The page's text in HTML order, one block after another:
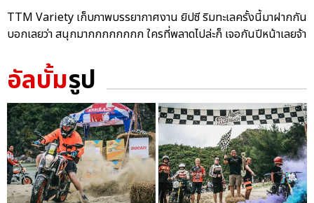
TTM Variety เก็บภาพบรรยากาศงาน ยิปซี ริมทะเลครั้งนี้มาฝากกัน
บอกเลยว่า สนุกมากกกกกกกก ใครที่พลาดไปล่ะก็ เจอกันปีหน้าเลยจ้า
อัลบั้มรูป